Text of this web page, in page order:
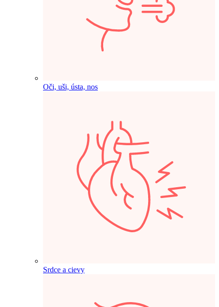
Oči, uši, ústa, nos
Srdce a cievy